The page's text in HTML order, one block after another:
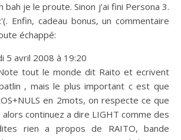
je le proute. Sinon j’ai fini Persona 3.
Enfin, cadeau bonus, un commentaire
échappé:
5 avril 2008 à 19:20
tout le monde dit Raito et ecrivent
, mais le plus important c est que
en 2mots, on respecte ce que
continuez a dire LIGHT comme des
rien a propos de RAITO, bande